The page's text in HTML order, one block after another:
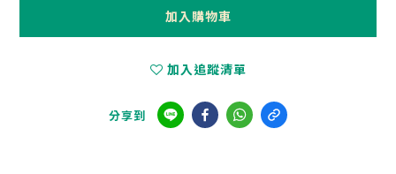
加入購物車
加入追蹤清單
分享到